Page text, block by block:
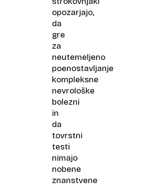
opozarjajo,
da
gre
za
neutemeljeno
poenostavljanje
kompleksne
nevrološke
bolezni
in
da
tovrstni
testi
nimajo
nobene
znanstvene